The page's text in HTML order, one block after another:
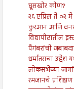
घूसखोर कोण?
२६ एप्रिल ते ०२
कुरआन आणि
विद्यापीठातील
पैगंबरांची
धर्मांतराचा
लोकसभेच्या
रमजानचे